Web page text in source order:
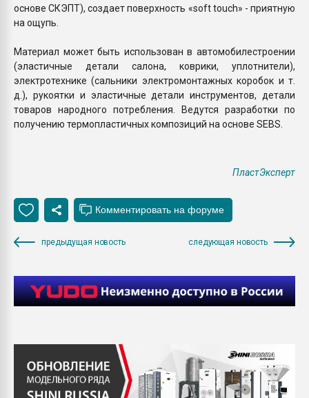
основе СКЭПТ), создает поверхность «soft touch» - приятную
на ощупь.
Материал может быть использован в автомобилестроении
(эластичные детали салона, коврики, уплотнители),
электротехнике (сальники электромонтажных коробок и т.
д.), рукоятки и эластичные детали инструментов, детали
товаров народного потребления. Ведутся разработки по
получению термопластичных композиций на основе SEBS.
ПластЭксперт
предыдущая новость следующая новость